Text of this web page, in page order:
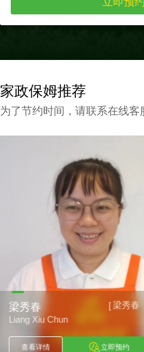
家政保姆推荐
为了节约时间，请联系在线客
梁秀春
春
Xiu Chun
查看详情 立即预约